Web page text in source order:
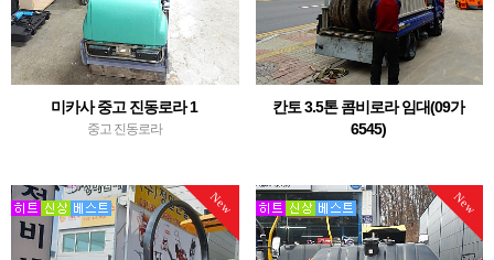
미카사 중고 진동로라 1
중고 진동로라
칸토 3.5톤 콤비로라 임대(09가
6545)
New New